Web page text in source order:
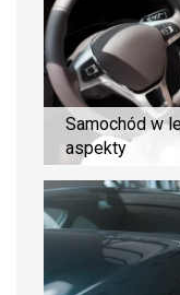
Samochód w
aspekty